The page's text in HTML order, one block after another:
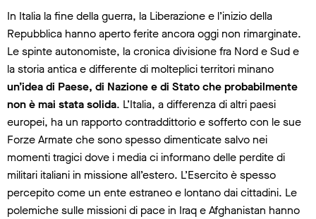
In Italia la fine della guerra, la Liberazione e l’inizio della
Repubblica hanno aperto ferite ancora oggi non rimarginate.
Le spinte autonomiste, la cronica divisione fra Nord e Sud e
la storia antica e differente di molteplici territori minano
un’idea di Paese, di Nazione e di Stato che probabilmente
non è mai stata solida. L’Italia, a differenza di altri paesi
europei, ha un rapporto contraddittorio e sofferto con le sue
Forze Armate che sono spesso dimenticate salvo nei
momenti tragici dove i media ci informano delle perdite di
militari italiani in missione all’estero. L’Esercito è spesso
percepito come un ente estraneo e lontano dai cittadini. Le
polemiche sulle missioni di pace in Iraq e Afghanistan hanno